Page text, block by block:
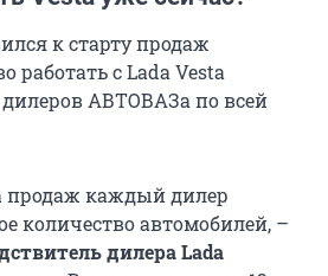
к старту продаж
работать с Lada Vesta
АВТОВАЗа по всей
продаж каждый дилер
количество автомобилей, –
дилера Lada